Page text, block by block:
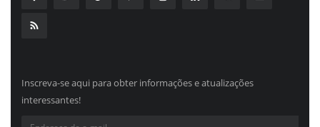
Inscreva-se aqui para obter informações e atualizações
interessantes!